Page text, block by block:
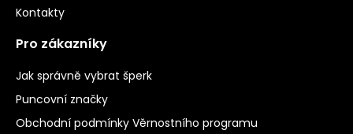
Kontakty
Pro zákazníky
Jak správně vybrat šperk
Puncovní značky
Obchodní podmínky Věrnostního programu